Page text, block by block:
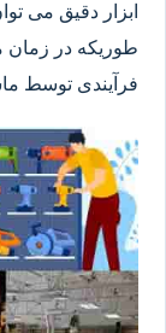
ابزار دقیق می
طوریکه در
فرآیندی توسط